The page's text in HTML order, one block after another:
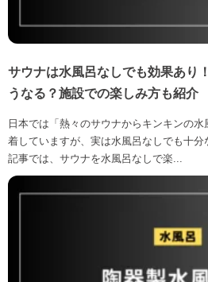
サウナは水風呂なしでも効果あり
うなる？施設での楽しみ方も紹介
日本では「熱々のサウナからキンキンの
着していますが、実は水風呂なしでも十
記事では、サウナを水風呂なしで楽...